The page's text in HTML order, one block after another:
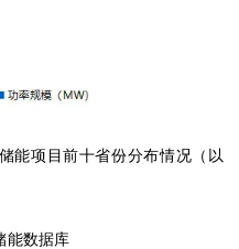
能项目前十省份分布情况（以
能数据库